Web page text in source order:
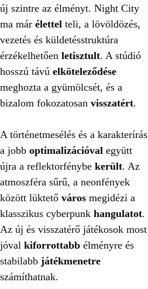
új szintre az élményt. Night City
ma már élettel teli, a lövöldözés,
vezetés és küldetésstruktúra
érzékelhetően letisztult. A stúdió
hosszú távú elköteleződése
meghozta a gyümölcsét, és a
bizalom fokozatosan visszatért.
A történetmesélés és a karakterírás
a jobb optimalizációval együtt
újra a reflektorfénybe került. Az
atmoszféra sűrű, a neonfények
között lüktető város megidézi a
klasszikus cyberpunk hangulatot.
Az új és visszatérő játékosok most
jóval kiforrottabb élményre és
stabilabb játékmenetre
számíthatnak.